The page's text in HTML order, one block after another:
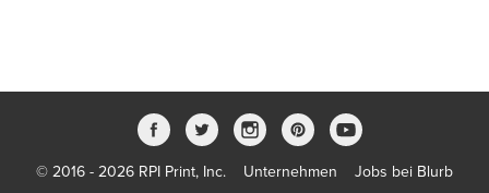
© 2016 - 2026 RPI Print, Inc. Unternehmen Jobs bei Blurb